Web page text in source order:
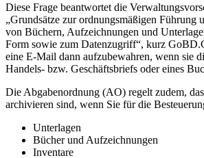
Diese Frage beantwortet die
„Grundsätze zur ordnungsmäßigen Führung
von Büchern, Aufzeichnungen und
Form sowie zum Datenzugriff“, kurz
eine E-Mail dann aufzubewahren, wenn sie
Handels- bzw. Geschäftsbriefs oder eines
Die Abgabenordnung (AO) regelt zudem,
archivieren sind, wenn Sie für die
Unterlagen
Bücher und Aufzeichnungen
Inventare